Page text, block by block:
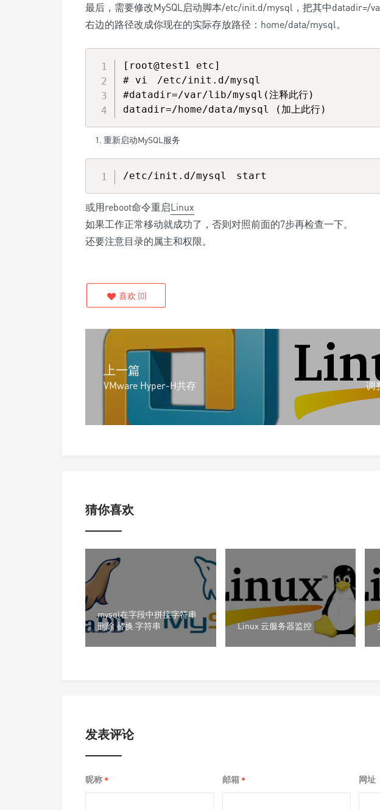
最后，需要修改MySQL启动脚本/etc/init.d/mysql，把其中datadir=/
右边的路径改成你现在的实际存放路径：home/data/mysql。
[root@test1 etc]
# vi　/etc/init.d/mysql
#datadir=/var/lib/mysql(注释此行)
重新启动MySQL服务
或用reboot命令重启Linux
如果工作正常移动就成功了，否则对照前面的7步再检查一下。
还要注意目录的属主和权限。
喜欢 (0)
上一篇
VMware Hyper-H共存 调
猜你喜欢
mysql在字段中拼接字符串
删除 替换 字符串
Linux 云服务器监控
发表评论
昵称 * 邮箱 * 网址